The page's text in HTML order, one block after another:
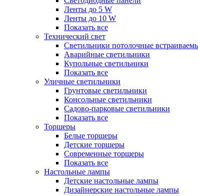
Ленты до 5 W
Ленты до 10 W
Показать все
Технический свет
Cветильники потолочные
Аварийные светильники
Купольные светильники
Показать все
Уличные светильники
Грунтовые светильники
Консольные светильники
Садово-парковые светильники
Показать все
Торшеры
Белые торшеры
Детские торшеры
Современные торшеры
Показать все
Настольные лампы
Детские настольные лампы
Дизайнерские настольные лампы